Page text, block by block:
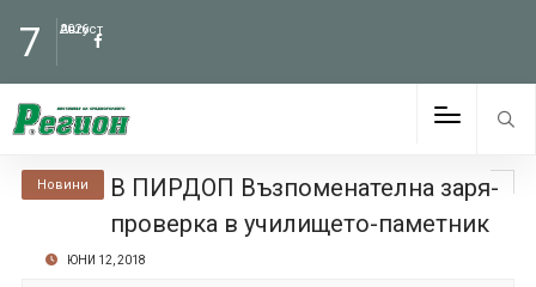
7 Август
2026
Новини
В ПИРДОП Възпоменателна заря-
проверка в училището-паметник
ЮНИ 12, 2018